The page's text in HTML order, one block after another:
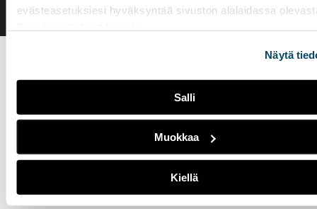
evästeasetuksiesi hyväksyntää sivuston alalaidassa
Näytä
Salli
Muokkaa
Kiellä